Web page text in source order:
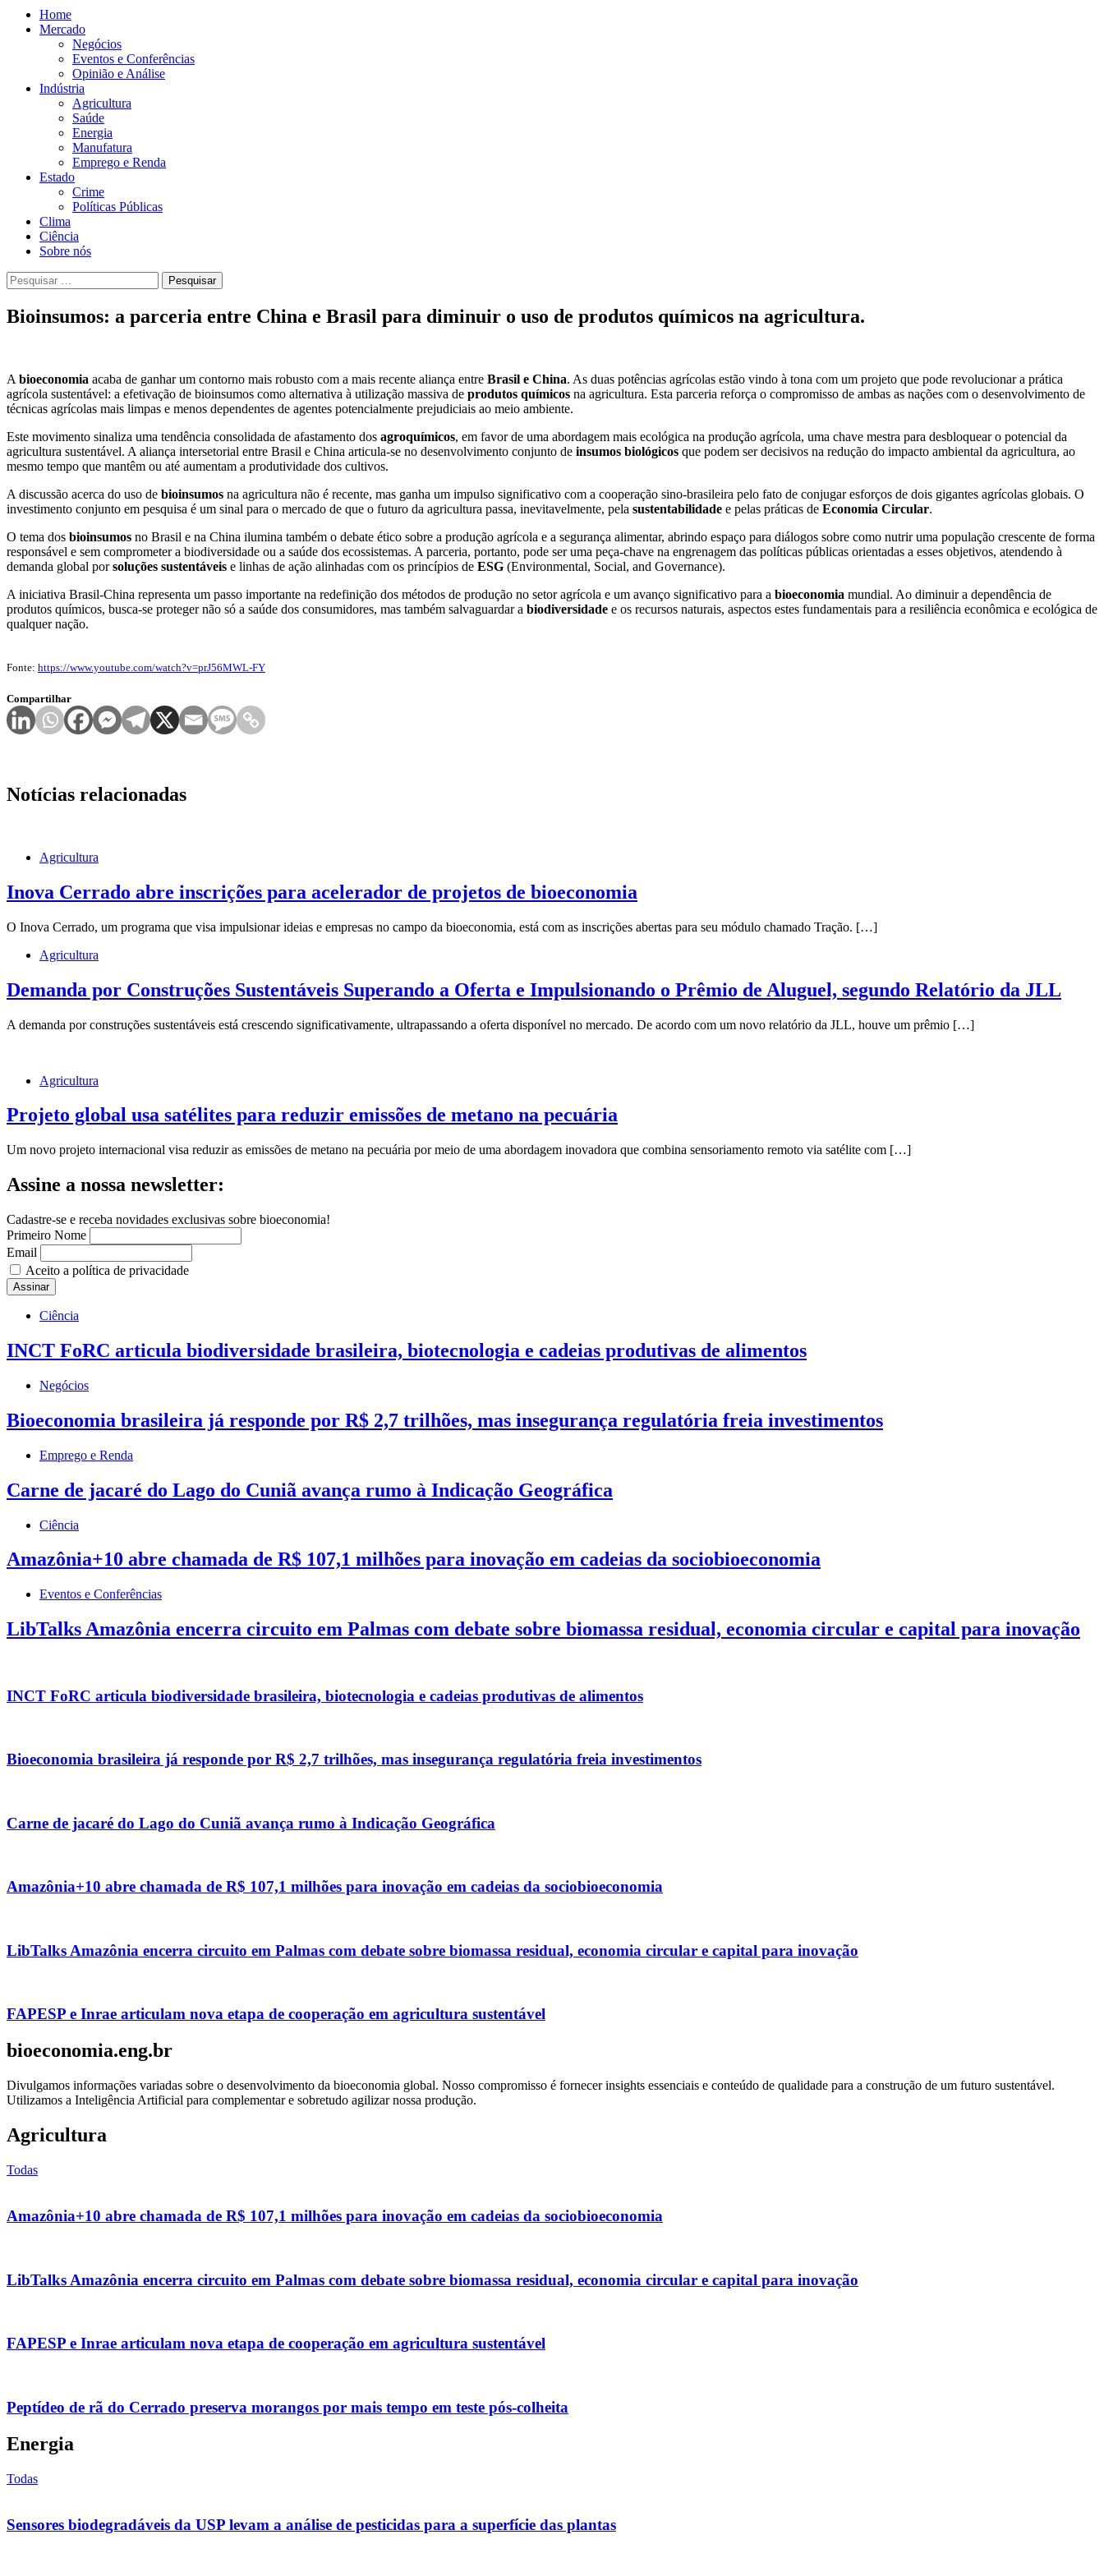
Home
Mercado
Negócios
Eventos e Conferências
Opinião e Análise
Indústria
Agricultura
Saúde
Energia
Manufatura
Emprego e Renda
Estado
Crime
Políticas Públicas
Clima
Ciência
Sobre nós
Pesquisar
por:
Bioinsumos: a parceria entre China e Brasil para diminuir o uso de produtos químicos na agricultura.
A bioeconomia acaba de ganhar um contorno mais robusto com a mais recente aliança entre Brasil e China. As duas potências agrícolas estão vindo à tona com um projeto que pode revolucionar a prática
agrícola sustentável: a efetivação de bioinsumos como alternativa à utilização massiva de produtos químicos na agricultura. Esta parceria reforça o compromisso de ambas as nações com o desenvolvimento de
técnicas agrícolas mais limpas e menos dependentes de agentes potencialmente prejudiciais ao meio ambiente.
Este movimento sinaliza uma tendência consolidada de afastamento dos agroquímicos, em favor de uma abordagem mais ecológica na produção agrícola, uma chave mestra para desbloquear o potencial da
agricultura sustentável. A aliança intersetorial entre Brasil e China articula-se no desenvolvimento conjunto de insumos biológicos que podem ser decisivos na redução do impacto ambiental da agricultura, ao
mesmo tempo que mantêm ou até aumentam a produtividade dos cultivos.
A discussão acerca do uso de bioinsumos na agricultura não é recente, mas ganha um impulso significativo com a cooperação sino-brasileira pelo fato de conjugar esforços de dois gigantes agrícolas globais. O
investimento conjunto em pesquisa é um sinal para o mercado de que o futuro da agricultura passa, inevitavelmente, pela sustentabilidade e pelas práticas de Economia Circular.
O tema dos bioinsumos no Brasil e na China ilumina também o debate ético sobre a produção agrícola e a segurança alimentar, abrindo espaço para diálogos sobre como nutrir uma população crescente de forma
responsável e sem comprometer a biodiversidade ou a saúde dos ecossistemas. A parceria, portanto, pode ser uma peça-chave na engrenagem das políticas públicas orientadas a esses objetivos, atendendo à
demanda global porsoluções sustentáveis e linhas de ação alinhadas com os princípios de ESG (Environmental, Social, and Governance).
A iniciativa Brasil-China representa um passo importante na redefinição dos métodos de produção no setor agrícola e um avanço significativo para a bioeconomia mundial. Ao diminuir a dependência de
produtos químicos, busca-se proteger não só a saúde dos consumidores, mas também salvaguardar a biodiversidade e os recursos naturais, aspectos estes fundamentais para a resiliência econômica e ecológica de
qualquer nação.
Fonte: https://www.youtube.com/watch?v=prJ56MWL-FY
Compartilhar
Notícias relacionadas
Agricultura
Inova Cerrado abre inscrições para acelerador de projetos de bioeconomia
O Inova Cerrado, um programa que visa impulsionar ideias e empresas no campo da bioeconomia, está com as inscrições abertas para seu módulo chamado Tração. […]
Agricultura
Demanda por Construções Sustentáveis Superando a Oferta e Impulsionando o Prêmio de Aluguel, segundo Relatório da JLL
A demanda por construções sustentáveis está crescendo significativamente, ultrapassando a oferta disponível no mercado. De acordo com um novo relatório da JLL, houve um prêmio […]
Agricultura
Projeto global usa satélites para reduzir emissões de metano na pecuária
Um novo projeto internacional visa reduzir as emissões de metano na pecuária por meio de uma abordagem inovadora que combina sensoriamento remoto via satélite com […]
Assine a nossa newsletter:
Cadastre-se e receba novidades exclusivas sobre bioeconomia!
Primeiro Nome
Email
Aceito a política de privacidade
Ciência
INCT FoRC articula biodiversidade brasileira, biotecnologia e cadeias produtivas de alimentos
Negócios
Bioeconomia brasileira já responde por R$ 2,7 trilhões, mas insegurança regulatória freia investimentos
Emprego e Renda
Carne de jacaré do Lago do Cuniã avança rumo à Indicação Geográfica
Ciência
Amazônia+10 abre chamada de R$ 107,1 milhões para inovação em cadeias da sociobioeconomia
Eventos e Conferências
LibTalks Amazônia encerra circuito em Palmas com debate sobre biomassa residual, economia circular e capital para inovação
INCT FoRC articula biodiversidade brasileira, biotecnologia e cadeias produtivas de alimentos
Bioeconomia brasileira já responde por R$ 2,7 trilhões, mas insegurança regulatória freia investimentos
Carne de jacaré do Lago do Cuniã avança rumo à Indicação Geográfica
Amazônia+10 abre chamada de R$ 107,1 milhões para inovação em cadeias da sociobioeconomia
LibTalks Amazônia encerra circuito em Palmas com debate sobre biomassa residual, economia circular e capital para inovação
FAPESP e Inrae articulam nova etapa de cooperação em agricultura sustentável
bioeconomia.eng.br
Divulgamos informações variadas sobre o desenvolvimento da bioeconomia global. Nosso compromisso é fornecer insights essenciais e conteúdo de qualidade para a construção de um futuro sustentável.
Utilizamos a Inteligência Artificial para complementar e sobretudo agilizar nossa produção.
Agricultura
Todas
Amazônia+10 abre chamada de R$ 107,1 milhões para inovação em cadeias da sociobioeconomia
LibTalks Amazônia encerra circuito em Palmas com debate sobre biomassa residual, economia circular e capital para inovação
FAPESP e Inrae articulam nova etapa de cooperação em agricultura sustentável
Peptídeo de rã do Cerrado preserva morangos por mais tempo em teste pós-colheita
Energia
Todas
Sensores biodegradáveis da USP levam a análise de pesticidas para a superfície das plantas